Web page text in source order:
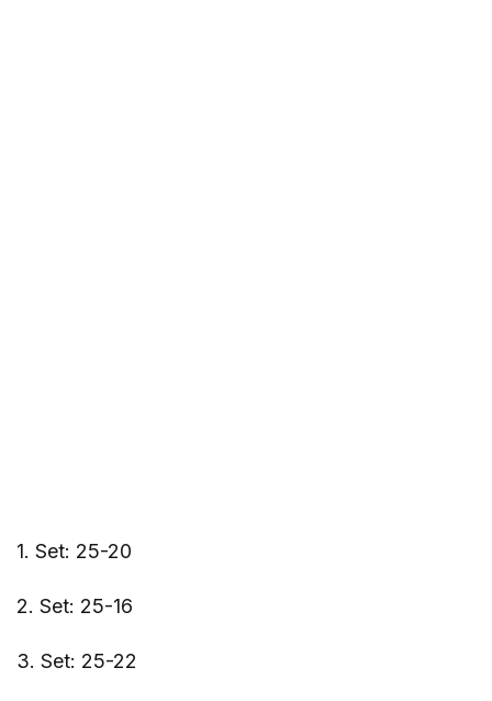
1. Set: 25-20
2. Set: 25-16
3. Set: 25-22